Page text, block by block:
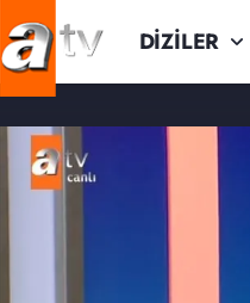
DİZİLER